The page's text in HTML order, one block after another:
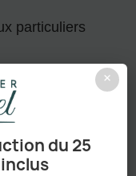
×
du 25
particuliers